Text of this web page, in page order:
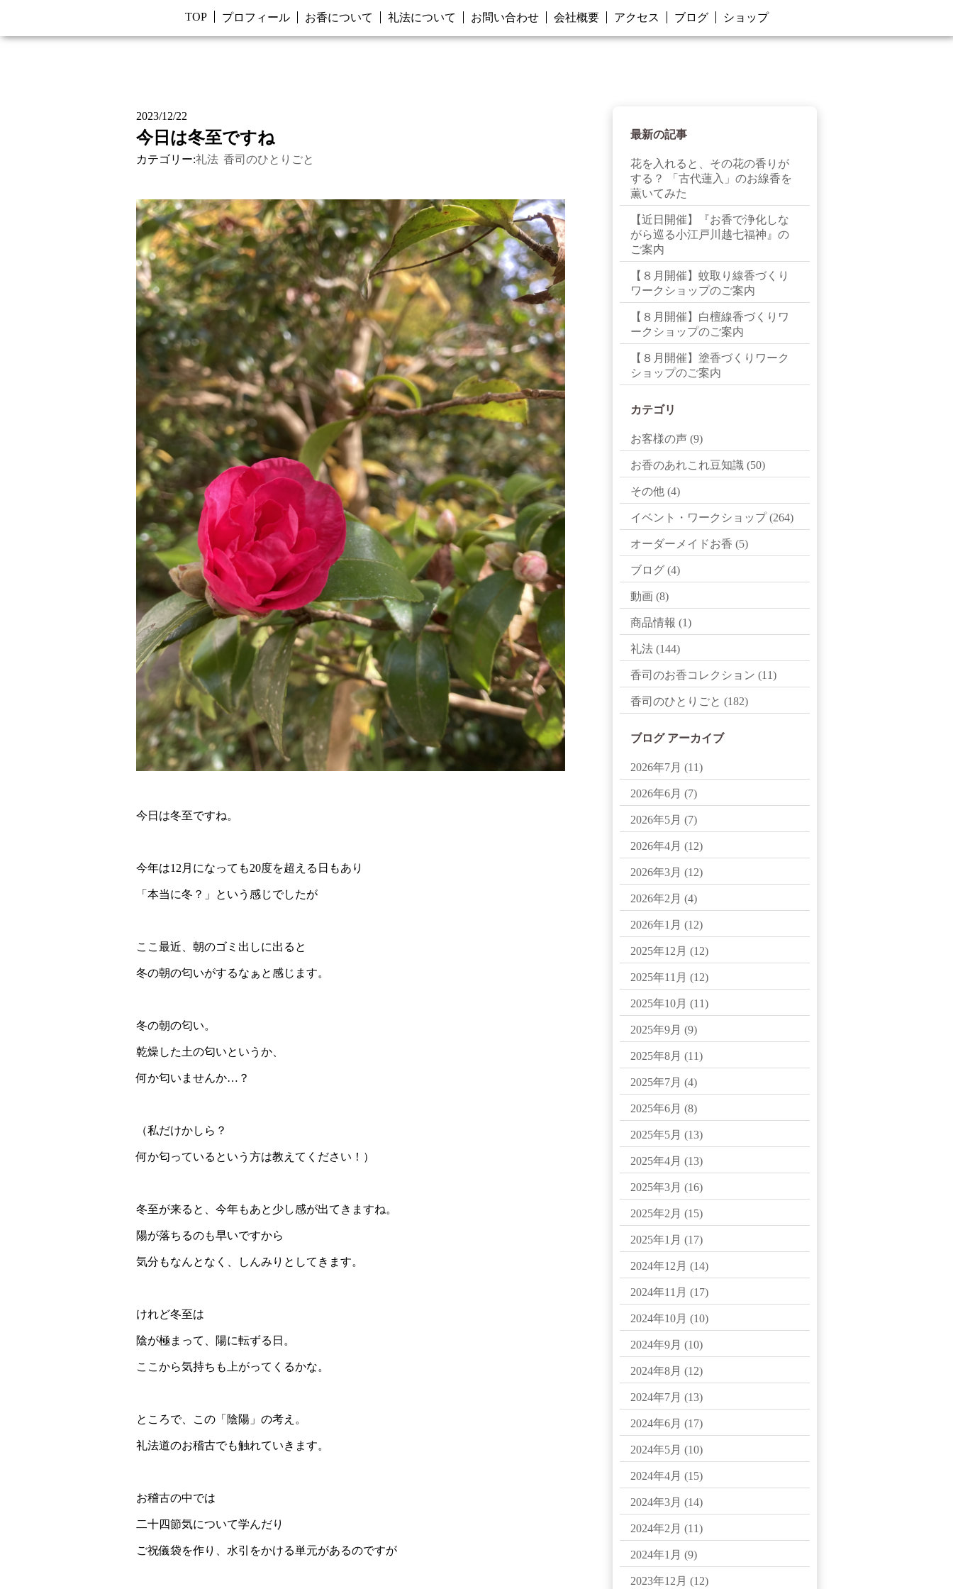
TOP プロフィール お香について 礼法について お問い合わせ 会社概要 アクセス ブログ ショップ
2023/12/22
今日は冬至ですね
カテゴリー:礼法 香司のひとりごと
今日は冬至ですね。
今年は12月になっても20度を超える日もあり
「本当に冬？」という感じでしたが
ここ最近、朝のゴミ出しに出ると
冬の朝の匂いがするなぁと感じます。
冬の朝の匂い。
乾燥した土の匂いというか、
何か匂いませんか…？
（私だけかしら？
何か匂っているという方は教えてください！）
冬至が来ると、今年もあと少し感が出てきますね。
陽が落ちるのも早いですから
気分もなんとなく、しんみりとしてきます。
けれど冬至は
陰が極まって、陽に転ずる日。
ここから気持ちも上がってくるかな。
ところで、この「陰陽」の考え。
礼法道のお稽古でも触れていきます。
お稽古の中では
二十四節気について学んだり
ご祝儀袋を作り、水引をかける単元があるのですが
最新の記事
花を入れると、その花の香りが
する？ 「古代蓮入」のお線香を
薫いてみた
【近日開催】『お香で浄化しな
がら巡る小江戸川越七福神』の
ご案内
【８月開催】蚊取り線香づくり
ワークショップのご案内
【８月開催】白檀線香づくりワ
ークショップのご案内
【８月開催】塗香づくりワーク
ショップのご案内
カテゴリ
お客様の声 (9)
お香のあれこれ豆知識 (50)
その他 (4)
イベント・ワークショップ(264)
オーダーメイドお香 (5)
ブログ (4)
動画 (8)
商品情報 (1)
礼法 (144)
香司のお香コレクション (11)
香司のひとりごと (182)
ブログ アーカイブ
2026年7月 (11)
2026年6月 (7)
2026年5月 (7)
2026年4月 (12)
2026年3月 (12)
2026年2月 (4)
2026年1月 (12)
2025年12月 (12)
2025年11月 (12)
2025年10月 (11)
2025年9月 (9)
2025年8月 (11)
2025年7月 (4)
2025年6月 (8)
2025年5月 (13)
2025年4月 (13)
2025年3月 (16)
2025年2月 (15)
2025年1月 (17)
2024年12月 (14)
2024年11月 (17)
2024年10月 (10)
2024年9月 (10)
2024年8月 (12)
2024年7月 (13)
2024年6月 (17)
2024年5月 (10)
2024年4月 (15)
2024年3月 (14)
2024年2月 (11)
2024年1月 (9)
2023年12月 (12)